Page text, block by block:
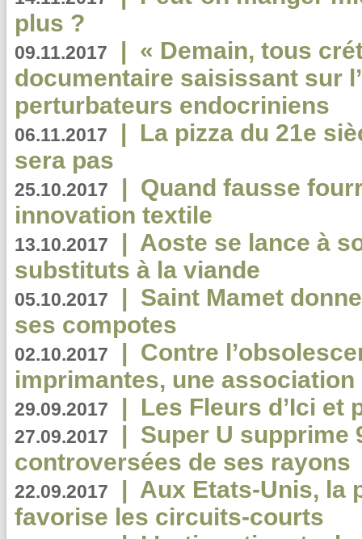
plus ?
09.11.2017 | « Demain, tous
documentaire saisissant sur
perturbateurs endocriniens
06.11.2017 | La pizza du 21e
sera pas
25.10.2017 | Quand fausse
innovation textile
13.10.2017 | Aoste se lance à
substituts à la viande
05.10.2017 | Saint Mamet
ses compotes
02.10.2017 | Contre
imprimantes, une
29.09.2017 | Les Fleurs d’Ici et
27.09.2017 | Super U supprime
controversées de ses rayons
22.09.2017 | Aux Etats-Unis, la
favorise les circuits-courts